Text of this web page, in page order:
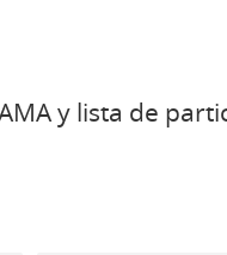
y lista de